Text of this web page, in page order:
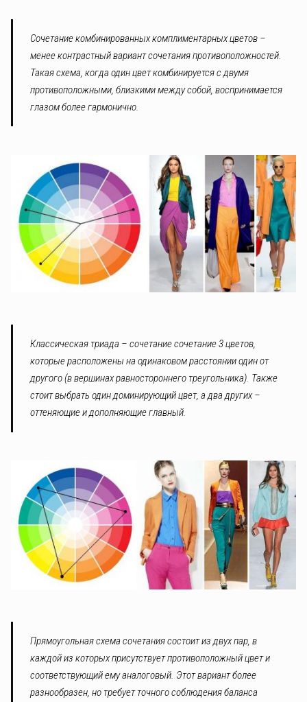
Сочетание комбинированных комплиментарных цветов –
менее контрастный вариант сочетания противоположностей.
Такая схема, когда один цвет комбинируется с двумя
противоположными, близкими между собой, воспринимается
глазом более гармонично.
Классическая триада – сочетание сочетание 3 цветов,
которые расположены на одинаковом расстоянии один от
другого (в вершинах равностороннего треугольника). Также
стоит выбрать один доминирующий цвет, а два других –
оттеняющие и дополняющие главный.
Прямоугольная схема сочетания состоит из двух пар, в
каждой из которых присутствует противоположный цвет и
соответствующий ему аналоговый. Этот вариант более
разнообразен, но требует точного соблюдения баланса